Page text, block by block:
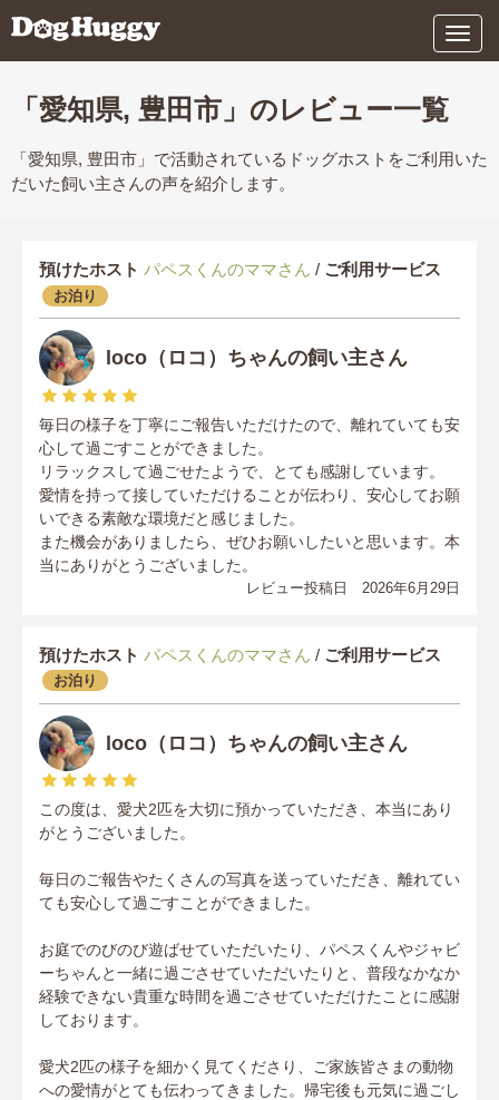
メ
ニ
「愛知県, 豊田市」のレビュー一覧
「愛知県, 豊田市」で活動されているドッグホストをご利用いた
だいた飼い主さんの声を紹介します。
預けたホスト パペスくんのママさん / ご利用サービス
お泊り
loco（ロコ）ちゃんの飼い主さん
毎日の様子を丁寧にご報告いただけたので、離れていても安
心して過ごすことができました。
リラックスして過ごせたようで、とても感謝しています。
愛情を持って接していただけることが伝わり、安心してお願
いできる素敵な環境だと感じました。
また機会がありましたら、ぜひお願いしたいと思います。本
当にありがとうございました。
レビュー投稿日 2026年6月29日
預けたホスト パペスくんのママさん / ご利用サービス
お泊り
loco（ロコ）ちゃんの飼い主さん
この度は、愛犬2匹を大切に預かっていただき、本当にあり
がとうございました。
毎日のご報告やたくさんの写真を送っていただき、離れてい
ても安心して過ごすことができました。
お庭でのびのび遊ばせていただいたり、パペスくんやジャビ
ーちゃんと一緒に過ごさせていただいたりと、普段なかなか
経験できない貴重な時間を過ごさせていただけたことに感謝
しております。
愛犬2匹の様子を細かく見てくださり、ご家族皆さまの動物
への愛情がとても伝わってきました。帰宅後も元気に過ごし